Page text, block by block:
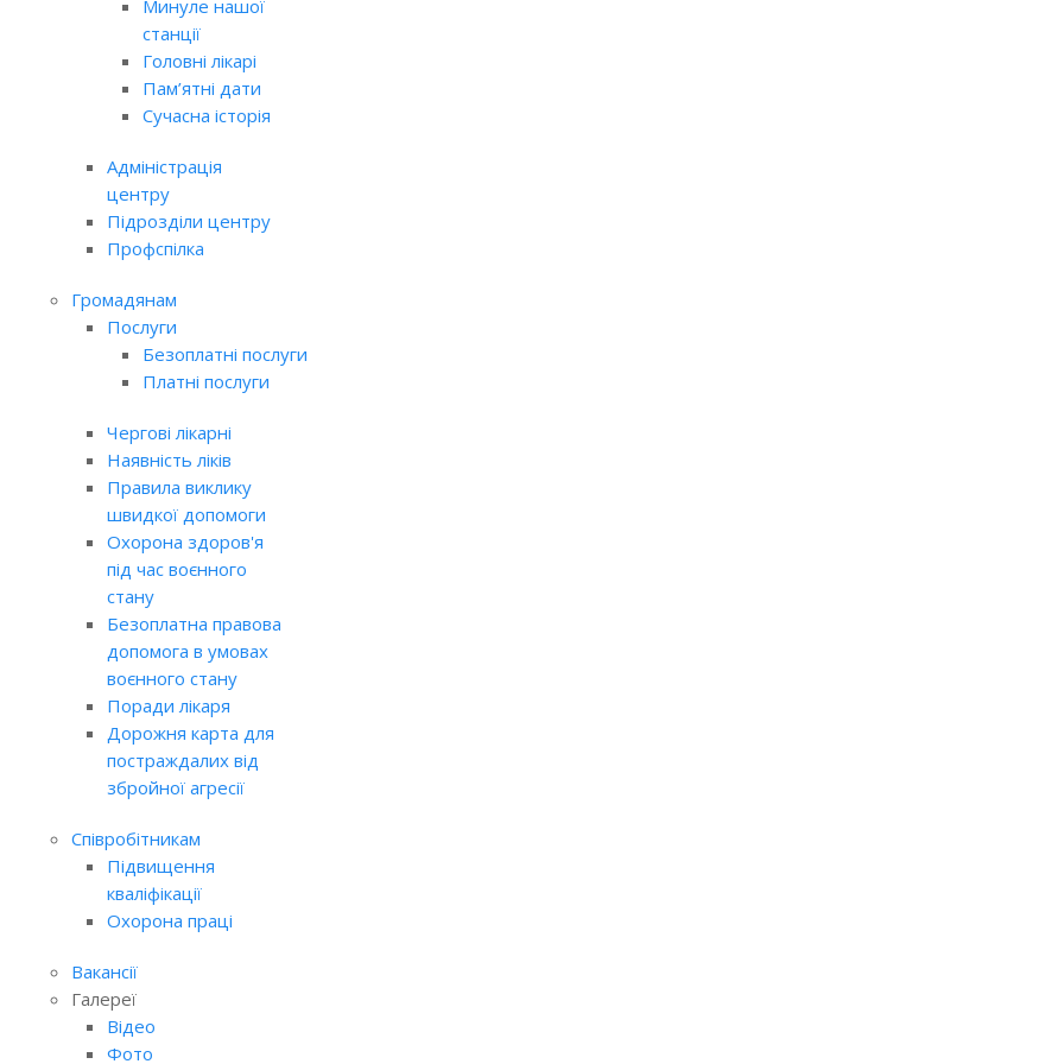
Минуле нашої
станції
Головні лікарі
Пам’ятні дати
Сучасна історія
Адміністрація
центру
Підрозділи центру
Профспілка
Громадянам
Послуги
Безоплатні послуги
Платні послуги
Чергові лікарні
Наявність ліків
Правила виклику
швидкої допомоги
Охорона здоров'я
під час воєнного
стану
Безоплатна правова
допомога в умовах
воєнного стану
Поради лікаря
Дорожня карта для
постраждалих від
збройної агресії
Співробітникам
Підвищення
кваліфікації
Охорона праці
Вакансії
Галереї
Відео
Фото